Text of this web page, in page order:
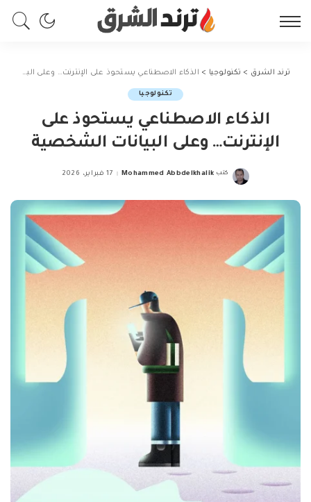
ترند الشرق > تكنولوجيا > الذكاء الاصطناعي يستحوذ على الإنترنت… وعلى البيانات الشخصية
تكنولوجيا
الذكاء الاصطناعي يستحوذ على
الإنترنت… وعلى البيانات الشخصية
Posted
كتب Mohammed Abbdelkhalik 17 فبراير، 2026